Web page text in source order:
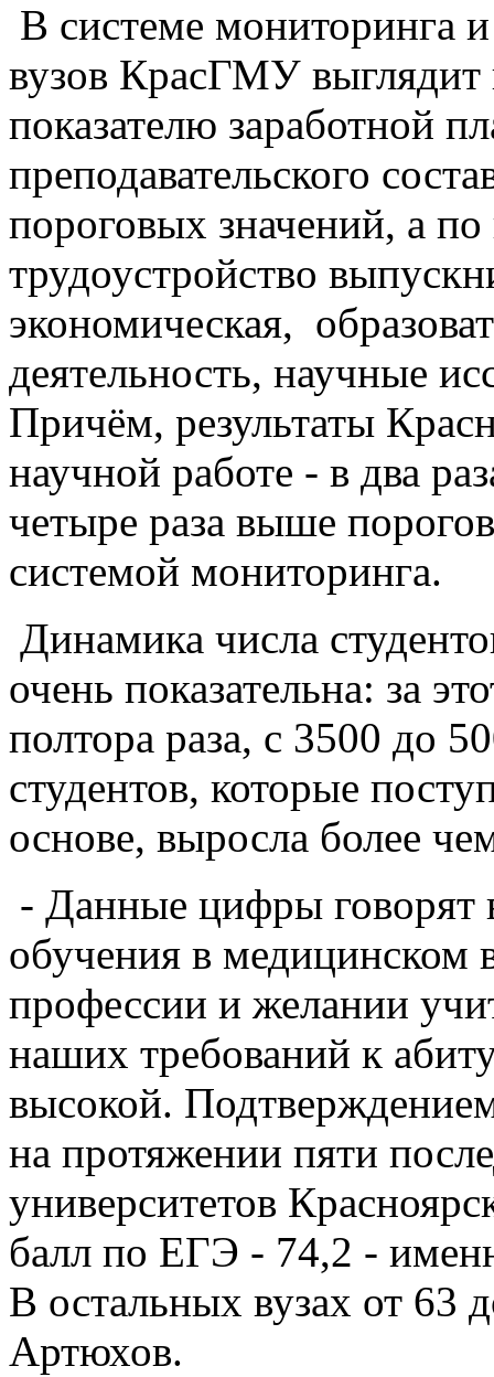
В системе мониторинга
вузов КрасГМУ выглядит
показателю заработной
преподавательского
пороговых значений, а
трудоустройство
экономическая,
деятельность, научные
Причём, результаты
научной работе - в два
четыре раза выше
системой мониторинга.
Динамика числа
очень показательна: за
полтора раза, с 3500 до
студентов, которые
основе, выросла более
- Данные цифры говорят
обучения в медицинском
профессии и желании
наших требований к
высокой.
на протяжении пяти
университетов
балл по ЕГЭ - 74,2 -
В остальных вузах от 63
Артюхов.